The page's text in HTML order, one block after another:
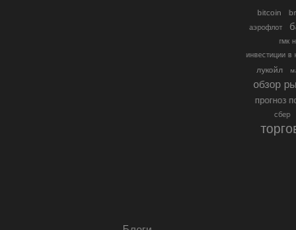
bitcoin
аэрофлот
гмк
инвестиции в
лукойл
обзор
прогноз
сбер